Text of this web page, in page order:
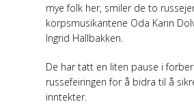
mye folk her, smiler de to
korpsmusikantene Oda Karin
Ingrid Hallbakken.
De har tatt en liten pause i
russefeiringen for å bidra til å
inntekter.